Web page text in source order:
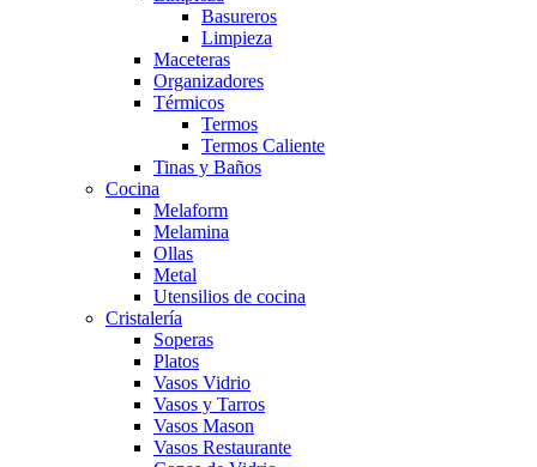
Basureros
Limpieza
Maceteras
Organizadores
Térmicos
Termos
Termos Caliente
Tinas y Baños
Cocina
Melaform
Melamina
Ollas
Metal
Utensilios de cocina
Cristalería
Soperas
Platos
Vasos Vidrio
Vasos y Tarros
Vasos Mason
Vasos Restaurante